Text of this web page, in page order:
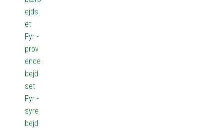
ejds
et
Fyr -
prov
ence
bejd
set
Fyr -
syre
bejd